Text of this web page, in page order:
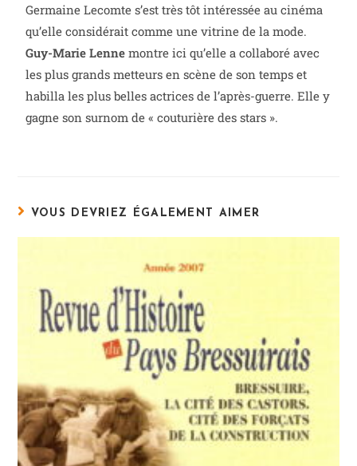
Germaine Lecomte s’est très tôt intéressée au cinéma
qu’elle considérait comme une vitrine de la mode.
Guy-Marie Lenne montre ici qu’elle a collaboré avec
les plus grands metteurs en scène de son temps et
habilla les plus belles actrices de l’après-guerre. Elle y
gagne son surnom de « couturière des stars ».
VOUS DEVRIEZ ÉGALEMENT AIMER